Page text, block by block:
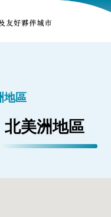
北美洲地區
地區